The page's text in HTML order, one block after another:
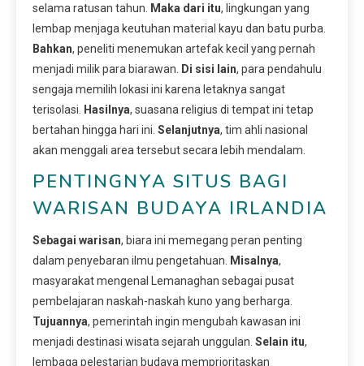
selama ratusan tahun.
Maka dari itu, lingkungan yang
lembap menjaga keutuhan material kayu dan batu purba.
Bahkan, peneliti menemukan artefak kecil yang pernah
menjadi milik para biarawan.
Di sisi lain, para pendahulu
sengaja memilih lokasi ini karena letaknya sangat
terisolasi.
Hasilnya, suasana religius di tempat ini tetap
bertahan hingga hari ini. Selanjutnya, tim ahli nasional
akan menggali area tersebut secara lebih mendalam.
PENTINGNYA SITUS BAGI
WARISAN BUDAYA IRLANDIA
Sebagai warisan, biara ini memegang peran penting
dalam penyebaran ilmu pengetahuan.
Misalnya,
masyarakat mengenal Lemanaghan sebagai pusat
pembelajaran naskah-naskah kuno yang berharga.
Tujuannya, pemerintah ingin mengubah kawasan ini
menjadi destinasi wisata sejarah unggulan. Selain itu,
lembaga pelestarian budaya memprioritaskan